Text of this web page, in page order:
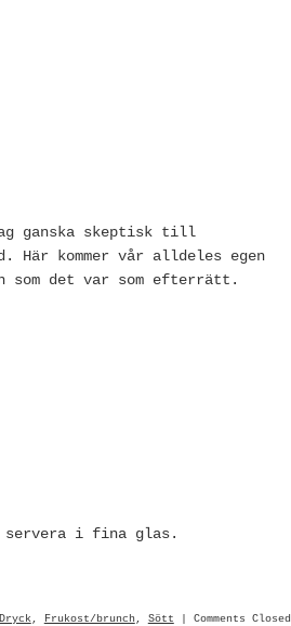
ganska skeptisk till
kommer vår alldeles egen
det var som efterrätt.
servera i fina glas.
Dryck, Frukost/brunch, Sött Comments Closed